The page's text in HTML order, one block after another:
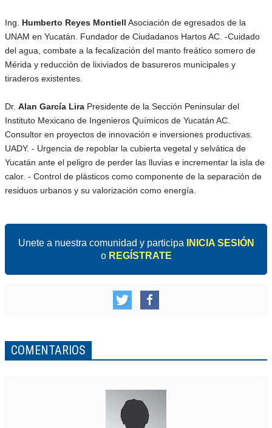
Ing. Humberto Reyes Montiell Asociación de egresados de la
UNAM en Yucatán. Fundador de Ciudadanos Hartos AC. -Cuidado
del agua, combate a la fecalización del manto freático somero de
Mérida y reducción de lixiviados de basureros municipales y
tiraderos existentes.
Dr. Alan García Lira Presidente de la Sección Peninsular del
Instituto Mexicano de Ingenieros Químicos de Yucatán AC.
Consultor en proyectos de innovación e inversiones productivas.
UADY. - Urgencia de repoblar la cubierta vegetal y selvática de
Yucatán ante el peligro de perder las lluvias e incrementar la isla de
calor. - Control de plásticos como componente de la separación de
residuos urbanos y su valorización como energía.
Unete a nuestra comunidad y participa
INICIA SESIÓN
o REGÍSTRATE
COMENTARIOS